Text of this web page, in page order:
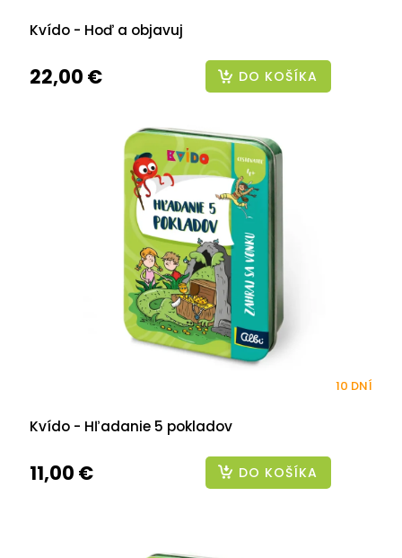
Kvído - Hoď a objavuj
22,00 € DO KOŠÍKA
Kvído - Hľadanie 5 pokladov
10 DNÍ
11,00 € DO KOŠÍKA